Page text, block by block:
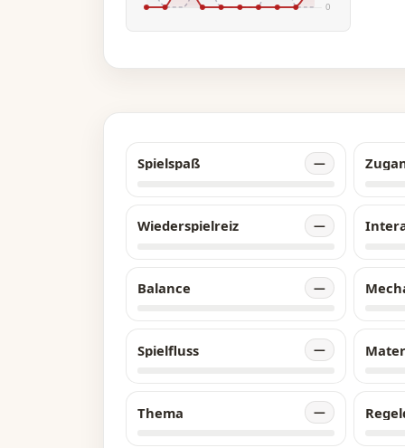
Spielspaß —
Wiederspielreiz —
Balance —
Spielfluss —
Thema —